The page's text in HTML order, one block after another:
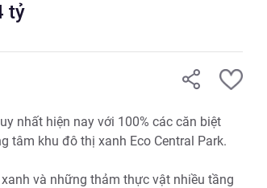
tỷ
nhất hiện nay với 100% các căn biệt
tâm khu đô thị xanh Eco Central Park.
và những thảm thực vật nhiều tầng